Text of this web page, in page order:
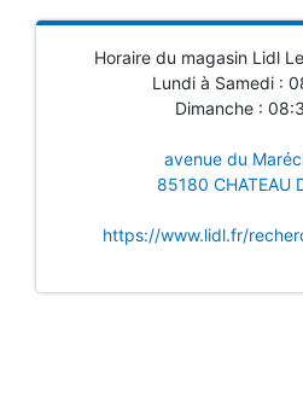
Horaire du magasin Lidl
Lundi à Samedi :
Dimanche :
avenue du
85180 CHATEAU
https://www.lidl.fr/